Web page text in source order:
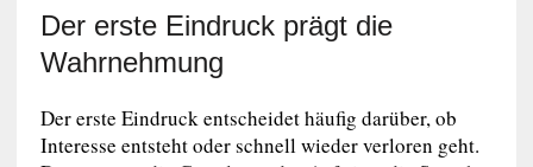
Der erste Eindruck prägt die
Wahrnehmung
Der erste Eindruck entscheidet häufig darüber, ob
Interesse entsteht oder schnell wieder verloren geht.